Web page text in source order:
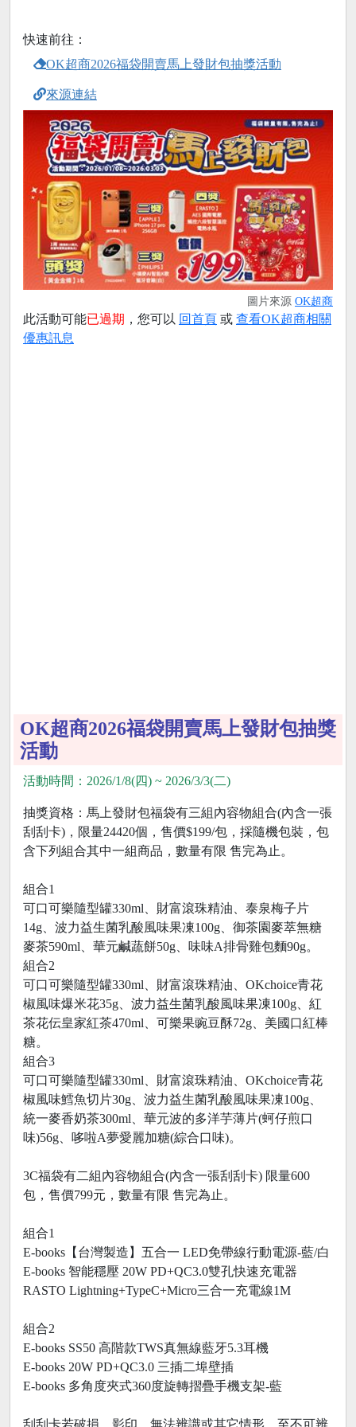
快速前往：
OK超商2026福袋開賣馬上發財包抽獎活動
來源連結
圖片來源 OK超商
此活動可能已過期 ，您可以 回首頁 或 查看OK超商相關
優惠訊息
OK超商2026福袋開賣馬上發財包抽獎
活動
活動時間：2026/1/8(四) ~ 2026/3/3(二)
抽獎資格：馬上發財包福袋有三組內容物組合(內含一張
刮刮卡)，限量24420個，售價$199/包，採隨機包裝，包
含下列組合其中一組商品，數量有限 售完為止。
組合1
可口可樂隨型罐330ml、財富滾珠精油、泰泉梅子片
14g、波力益生菌乳酸風味果凍100g、御茶園麥萃無糖
麥茶590ml、華元鹹蔬餅50g、味味A排骨雞包麵90g。
組合2
可口可樂隨型罐330ml、財富滾珠精油、OKchoice青花
椒風味爆米花35g、波力益生菌乳酸風味果凍100g、紅
茶花伝皇家紅茶470ml、可樂果豌豆酥72g、美國口紅棒
糖。
組合3
可口可樂隨型罐330ml、財富滾珠精油、OKchoice青花
椒風味鱈魚切片30g、波力益生菌乳酸風味果凍100g、
統一麥香奶茶300ml、華元波的多洋芋薄片(蚵仔煎口
味)56g、哆啦A夢愛麗加糖(綜合口味)。
3C福袋有二組內容物組合(內含一張刮刮卡) 限量600
包，售價799元，數量有限 售完為止。
組合1
E-books【台灣製造】五合一 LED免帶線行動電源-藍/白
E-books 智能穩壓 20W PD+QC3.0雙孔快速充電器
RASTO Lightning+TypeC+Micro三合一充電線1M
組合2
E-books SS50 高階款TWS真無線藍牙5.3耳機
E-books 20W PD+QC3.0 三插二埠壁插
E-books 多角度夾式360度旋轉摺疊手機支架-藍